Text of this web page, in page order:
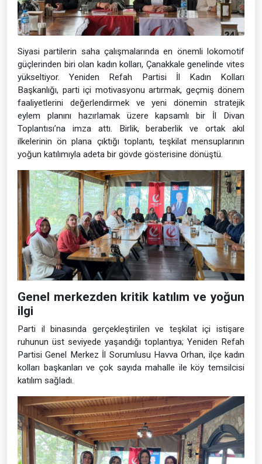
Siyasi partilerin saha çalışmalarında en önemli lokomotif
güçlerinden biri olan kadın kolları, Çanakkale genelinde vites
yükseltiyor. Yeniden Refah Partisi İl Kadın Kolları
Başkanlığı, parti içi motivasyonu artırmak, geçmiş dönem
faaliyetlerini değerlendirmek ve yeni dönemin stratejik
eylem planını hazırlamak üzere kapsamlı bir İl Divan
Toplantısı’na imza attı. Birlik, beraberlik ve ortak akıl
ilkelerinin ön plana çıktığı toplantı, teşkilat mensuplarının
yoğun katılımıyla adeta bir gövde gösterisine dönüştü.
Genel merkezden kritik katılım ve yoğun
ilgi
Parti il binasında gerçekleştirilen ve teşkilat içi istişare
ruhunun üst seviyede yaşandığı toplantıya; Yeniden Refah
Partisi Genel Merkez İl Sorumlusu Havva Orhan, ilçe kadın
kolları başkanları ve çok sayıda mahalle ile köy temsilcisi
katılım sağladı.